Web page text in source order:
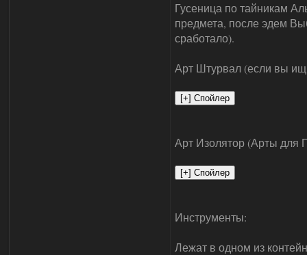
Гусеница по тайникам
предмета, после эдем
сработало).
Арт Штурвал (если вы
Арт Изолятор (Арты для
Инструменты:
Лежат в одном из